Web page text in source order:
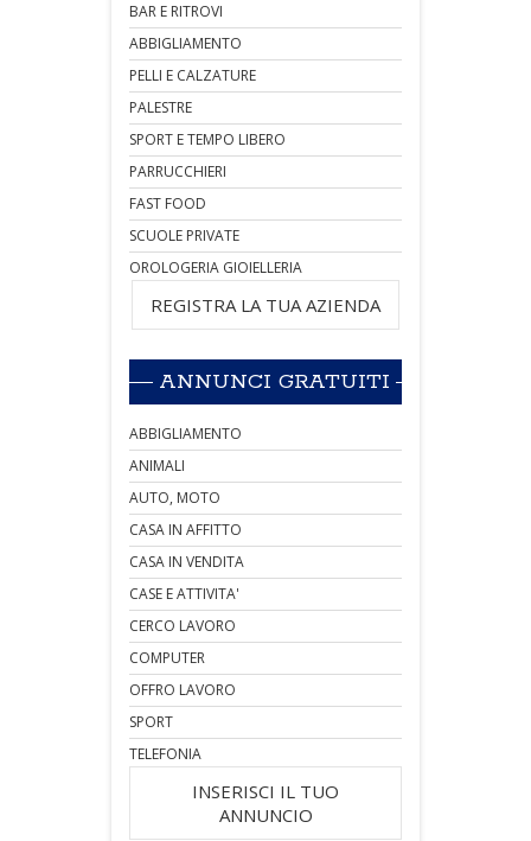
BAR E RITROVI
ABBIGLIAMENTO
PELLI E CALZATURE
PALESTRE
SPORT E TEMPO LIBERO
PARRUCCHIERI
FAST FOOD
SCUOLE PRIVATE
OROLOGERIA GIOIELLERIA
REGISTRA LA TUA AZIENDA
ANNUNCI GRATUITI
ABBIGLIAMENTO
ANIMALI
AUTO, MOTO
CASA IN AFFITTO
CASA IN VENDITA
CASE E ATTIVITA'
CERCO LAVORO
COMPUTER
OFFRO LAVORO
SPORT
TELEFONIA
INSERISCI IL TUO
ANNUNCIO